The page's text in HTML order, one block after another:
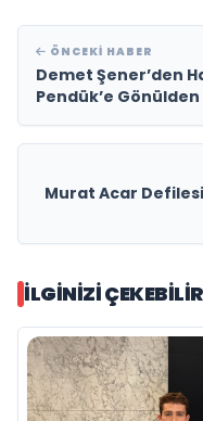
ÖNCEKI HABER
Demet Şener’den
Pendük’e
Murat Acar
İLGINIZI ÇEKEBILIR